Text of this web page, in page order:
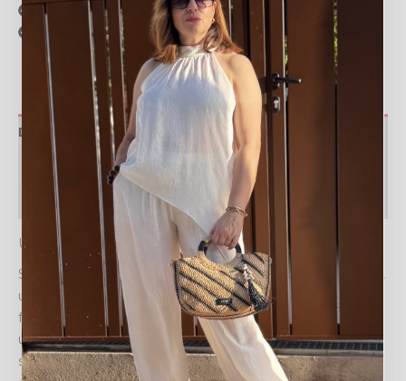
Resolvemos tus dudas por llamada o WhatsApp
Recogida en tienda gratis
Descripción
Valoraciones (0)
Política de devoluciones
UN TOQUE DE ENCANTO MARINO EN TU DÍA A DÍA
Sumérgete en la elegancia con el COLLAR ACERO PEZ,
una pieza que captura la esencia del mar con un diseño
fresco y original. Este collar no es solo un accesorio, es
una declaración de estilo que te conecta con la
serenidad y la alegría del océano. Su delicado pez azul,